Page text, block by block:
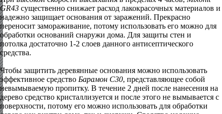
GR43 существенно снижает расход лакокрасочных материалов и
надежно защищает основания от заражений. Прекрасно
переносит замораживание, потому использовать его можно для
обработки оснований снаружи дома. Для защиты стен и
потолка достаточно 1-2 слоев данного антисептического
средства.
Чтобы защитить деревянные основания можно использовать
эффективное средство Барамон С30, представляющее собой
невымываемую пропитку. В течение 2 дней после нанесения на
дерево средство кристаллизуется и после этого не вымывается с
поверхности, потому его можно использовать для обработки